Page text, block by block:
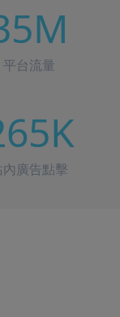
平台流量
內廣告點擊